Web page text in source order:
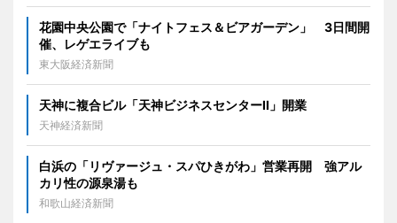
花園中央公園で「ナイトフェス＆ビアガーデン」 3日間開
催、レゲエライブも
東大阪経済新聞
天神に複合ビル「天神ビジネスセンターII」開業
天神経済新聞
白浜の「リヴァージュ・スパひきがわ」営業再開 強アル
カリ性の源泉湯も
和歌山経済新聞